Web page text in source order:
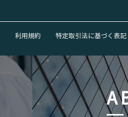
利用規約 特定取引法に基づく表記